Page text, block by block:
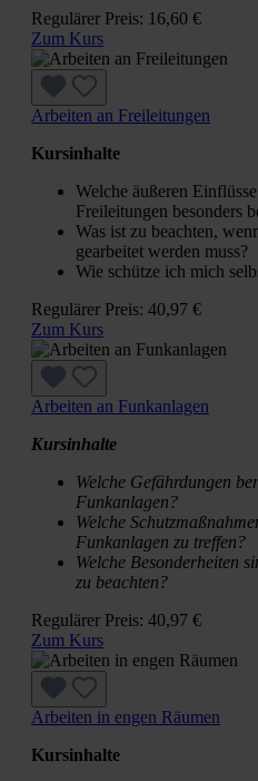
Regulärer Preis: 16,60 €
Zum Kurs
Arbeiten an Freileitungen
Kursinhalte
Welche äußeren
Freileitungen besonders
Was ist zu beachten,
gearbeitet werden muss?
Wie schütze ich mich
Regulärer Preis: 40,97 €
Zum Kurs
Arbeiten an Funkanlagen
Kursinhalte
Welche Gefährdungen
Funkanlagen?
Welche
Funkanlagen zu treffen?
Welche Besonderheiten
zu beachten?
Regulärer Preis: 40,97 €
Zum Kurs
Arbeiten in engen Räumen
Kursinhalte